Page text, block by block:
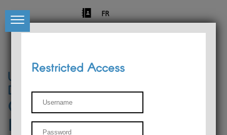
FR
University of Liège
Départment of Philosophy
Center for Phenomenological
Research
Restricted Access